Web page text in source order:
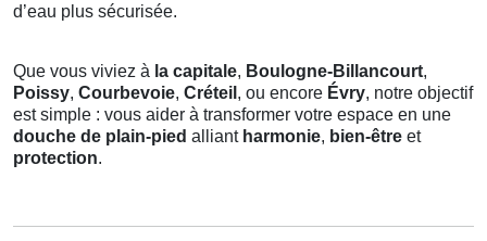
d’eau plus sécurisée.
Que vous viviez à la capitale, Boulogne-Billancourt,
Poissy, Courbevoie, Créteil , ou encore Évry, notre objectif
est simple : vous aider à transformer votre espace en une
douche de plain-pied alliant harmonie, bien-être et
protection.